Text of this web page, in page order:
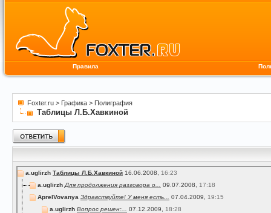
Правила
Foxter.ru > Графика > Полиграфия
Таблицы Л.Б.Хавкиной
a.uglirzh Таблицы Л.Б.Хавкиной 16.06.2008, 16:23
a.uglirzh Для продолжения разговора о... 09.07.2008, 17:18
AprelVovanya Здравствуйте! У меня есть... 07.04.2009, 19:15
a.uglirzh Вопрос решен:... 07.12.2009, 18:28